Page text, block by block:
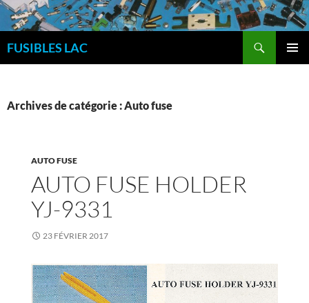
Aller
au
contenu
FUSIBLES LAC
Archives de catégorie : Auto fuse
AUTO FUSE
AUTO FUSE HOLDER
YJ-9331
23 FÉVRIER 2017